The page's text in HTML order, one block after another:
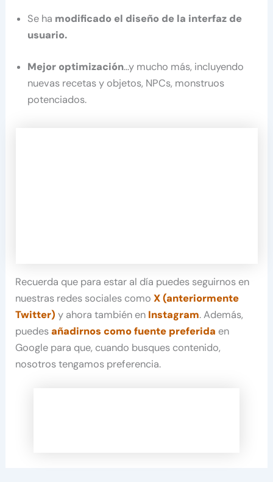
Se ha modificado el diseño de la interfaz de
usuario.
Mejor optimización…y mucho más, incluyendo
nuevas recetas y objetos, NPCs, monstruos
potenciados.
Recuerda que para estar al día puedes seguirnos en
nuestras redes sociales comoX (anteriormente
Twitter) y ahora también en Instagram. Además,
puedesañadirnos como fuente preferida en
Google para que, cuando busques contenido,
nosotros tengamos preferencia.